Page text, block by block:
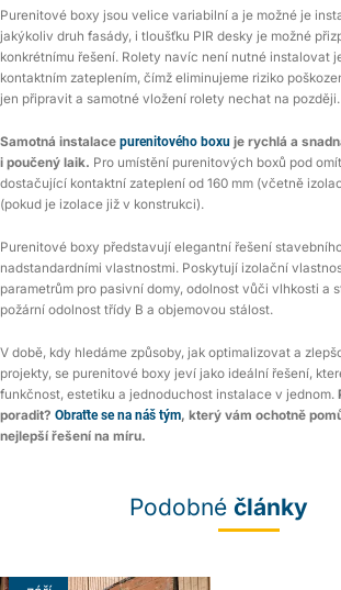
Purenitové boxy jsou velice variabilní a je možné je
jakýkoliv druh fasády, i tloušťku PIR desky je možné
konkrétnímu řešení. Rolety navíc není nutné instalovat
kontaktním zateplením, čímž eliminujeme riziko
jen připravit a samotné vložení rolety nechat na později.
Samotná instalace purenitového boxu je rychlá a
i poučený laik. Pro umístění purenitových boxů pod
dostačující kontaktní zateplení od 160 mm (včetně
(pokud je izolace již v konstrukci).
Purenitové boxy představují elegantní řešení
nadstandardními vlastnostmi. Poskytují izolační
parametrům pro pasivní domy, odolnost vůči vlhkosti a
požární odolnost třídy B a objemovou stálost.
V době, kdy hledáme způsoby, jak optimalizovat a
projekty, se purenitové boxy jeví jako ideální řešení,
funkčnost, estetiku a jednoduchost instalace v jednom.
poradit? Obraťte se na náš tým, který vám ochotně
nejlepší řešení na míru.
Podobné články